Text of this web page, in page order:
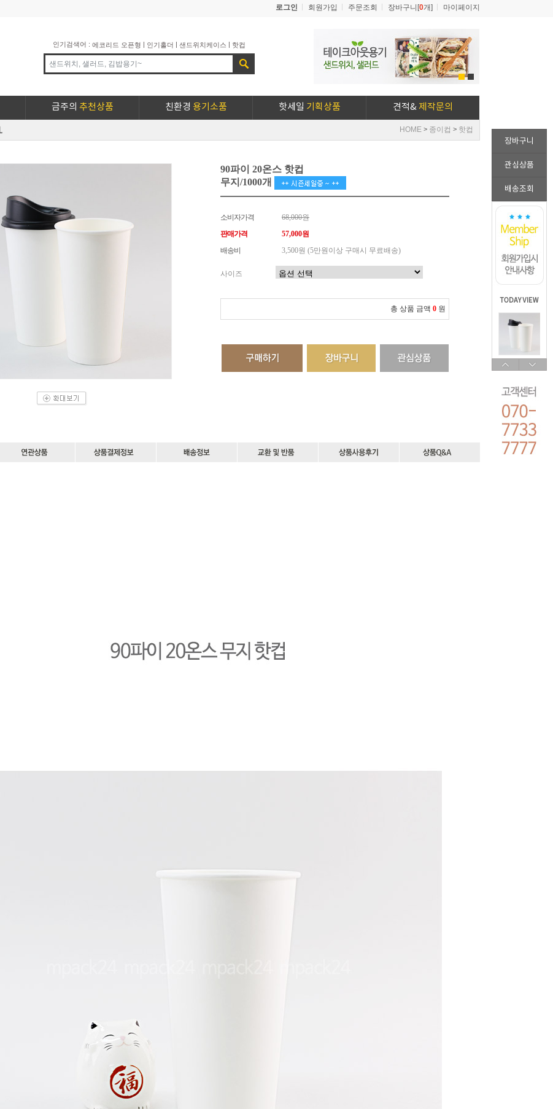
장바구니
관심상품
배송조회
로그인 회원가입 주문조회 장바구니[0개] 마이페이지
인기검색어 : 에코리드 오픈형 | 인기홀더 | 샌드위치케이스 | 핫컵
금주의 추천상품 친환경 용기소품 핫세일 기획상품 견적&제작문의
HOME > 종이컵 > 핫컵
90파이 20온스 핫컵
무지/1000개
소비자가격
68,000원
판매가격
57,000원
배송비
3,500원 (5만원이상 구매시 무료배송)
사이즈
총 상품 금액 0 원